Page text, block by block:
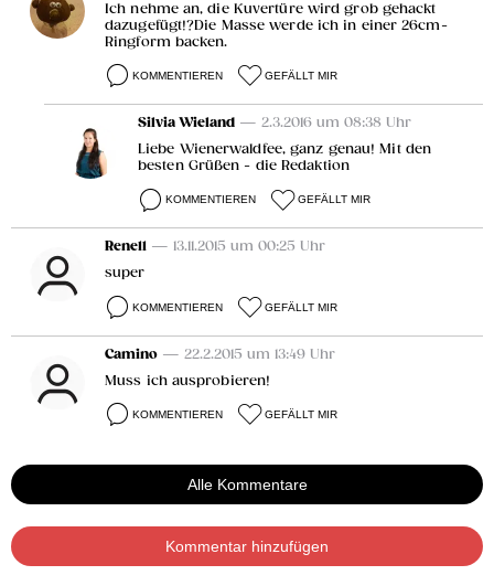
Ich nehme an, die Kuvertüre wird grob gehackt
dazugefügt!?Die Masse werde ich in einer 26cm-
Ringform backen.
KOMMENTIEREN GEFÄLLT MIR
Silvia Wieland — 2.3.2016 um 08:38 Uhr
Liebe Wienerwaldfee, ganz genau! Mit den
besten Grüßen - die Redaktion
KOMMENTIEREN GEFÄLLT MIR
Rene11 — 13.11.2015 um 00:25 Uhr
super
KOMMENTIEREN GEFÄLLT MIR
Camino — 22.2.2015 um 13:49 Uhr
Muss ich ausprobieren!
KOMMENTIEREN GEFÄLLT MIR
Alle Kommentare
Kommentar hinzufügen